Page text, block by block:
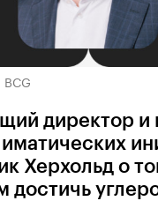
директор и
Херхольд о
достичь